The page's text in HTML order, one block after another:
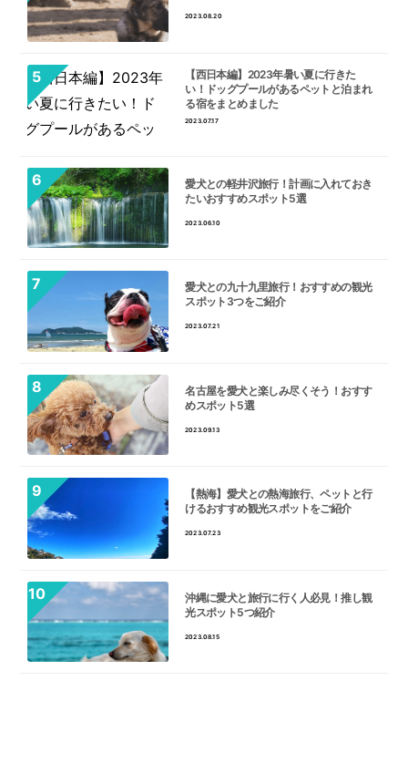
2023.08.20
【西日本編】2023年暑い夏に行きた
い！ドッグプールがあるペットと泊まれ
る宿をまとめました
2023.07.17
愛犬との軽井沢旅行！計画に入れておき
たいおすすめスポット5選
2023.06.10
愛犬との九十九里旅行！おすすめの観光
スポット3つをご紹介
2023.07.21
名古屋を愛犬と楽しみ尽くそう！おすす
めスポット5選
2023.09.13
【熱海】愛犬との熱海旅行、ペットと行
けるおすすめ観光スポットをご紹介
2023.07.23
沖縄に愛犬と旅行に行く人必見！推し観
光スポット5つ紹介
2023.08.15